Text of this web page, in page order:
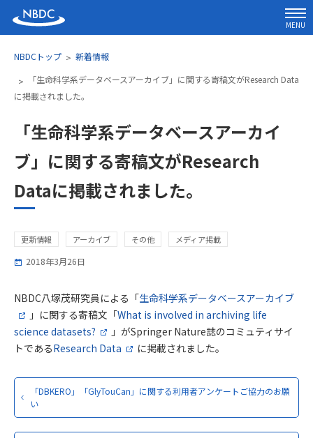
MENU
NBDCトップ
新着情報
「生命科学系データベースアーカイブ」に関する寄稿文がResearch Data
に掲載されました。
「生命科学系データベースアーカイ
ブ」に関する寄稿文がResearch
Dataに掲載されました。
更新情報 アーカイブ その他 メディア掲載
2018年3月26日
NBDC八塚茂研究員による「生命科学系データベースアーカイブ
」に関する寄稿文「What is involved in archiving life
science datasets?
」がSpringer Nature誌のコミュティサイ
トであるResearch Data に掲載されました。
「DBKERO」「GlyTouCan」に関する利用者アンケートご協力のお願
い